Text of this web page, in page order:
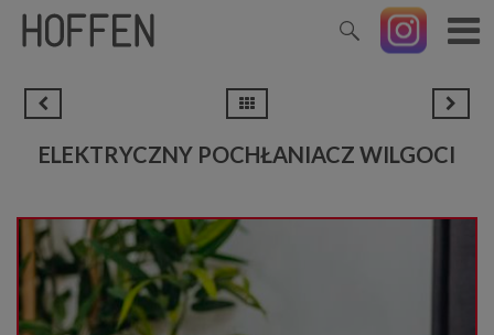
ELEKTRYCZNY POCHŁANIACZ WILGOCI